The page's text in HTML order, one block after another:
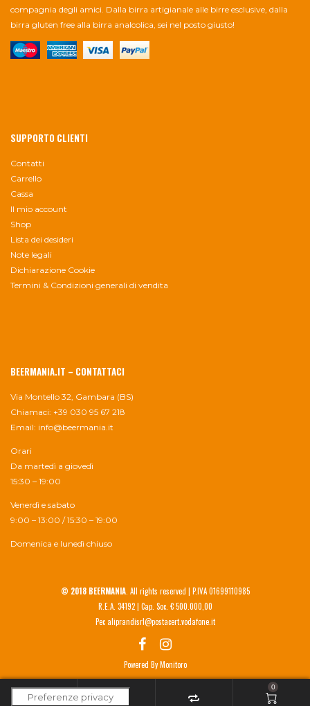
compagnia degli amici. Dalla birra artigianale alle birre esclusive, dalla
birra gluten free alla birra analcolica, sei nel posto giusto!
SUPPORTO CLIENTI
Contatti
Carrello
Cassa
Il mio account
Shop
Lista dei desideri
Note legali
Dichiarazione Cookie
Termini & Condizioni generali di vendita
BEERMANIA.IT – CONTATTACI
Via Montello 32, Gambara (BS)
Chiamaci: +39 030 95 67 218
Email: info@beermania.it
Orari
Da martedì a giovedì
15:30 – 19:00
Venerdì e sabato
9:00 – 13:00 / 15:30 – 19:00
Domenica e lunedì chiuso
© 2018 BEERMANIA. All rights reserved | P.IVA 01699110985
R.E.A. 34192 | Cap. Soc. € 500.000,00
Pec aliprandisrl@postacert.vodafone.it
Powered ByMonitoro
0